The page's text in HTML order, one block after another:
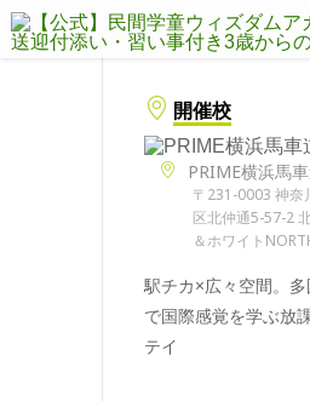
開催校
PRIME横浜馬
〒231-0003 神奈
区北仲通5-57-2
＆ホワイト
駅チカ×広々空間。
で国際感覚を学ぶ放
テイ